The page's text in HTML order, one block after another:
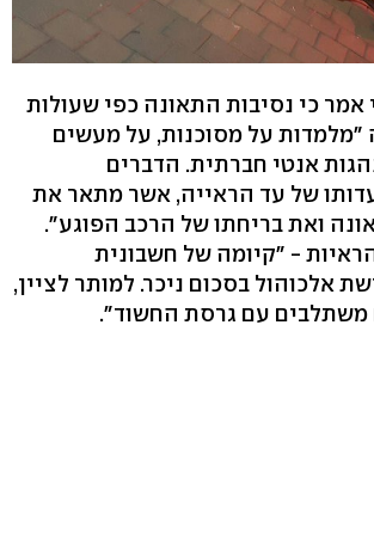
אמר כי נסיבות התאונה כפי שעולות
"מלמדות על מסוכנות, על מעשים
אנטי חברתית. הדברים
של עד הראייה, אשר מתאר את
ואת בריחתו של הרכב הפוגע".
הראיות - "קיומה של חשבונית
אלכוהול בסכום ניכר. למותר לציין,
משתלבים עם גרסת החשוד".